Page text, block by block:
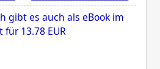
gibt es auch als eBook im
für13.78 EUR